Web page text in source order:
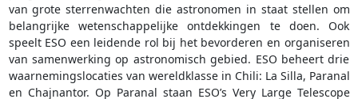
van grote sterrenwachten die astronomen in staat stellen om
belangrijke wetenschappelijke ontdekkingen te doen. Ook
speelt ESO een leidende rol bij het bevorderen en organiseren
van samenwerking op astronomisch gebied. ESO beheert drie
waarnemingslocaties van wereldklasse in Chili: La Silla, Paranal
en Chajnantor. Op Paranal staan ESO’s Very Large Telescope